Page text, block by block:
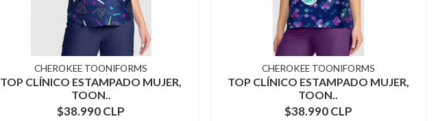
CHEROKEE TOONIFORMS
TOP CLÍNICO ESTAMPADO MUJER,
TOON..
$38.990 CLP
CHEROKEE TOONIFORMS
TOP CLÍNICO ESTAMPADO MUJER,
TOON..
$38.990 CLP